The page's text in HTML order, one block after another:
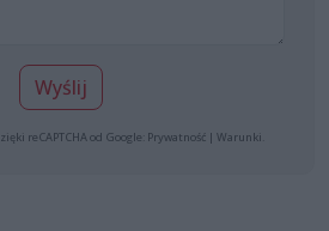
Wyślij
reCAPTCHA od Google: Prywatność | Warunki